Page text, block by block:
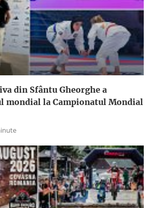
din Sfântu Gheorghe a
la Campionatul Mondial